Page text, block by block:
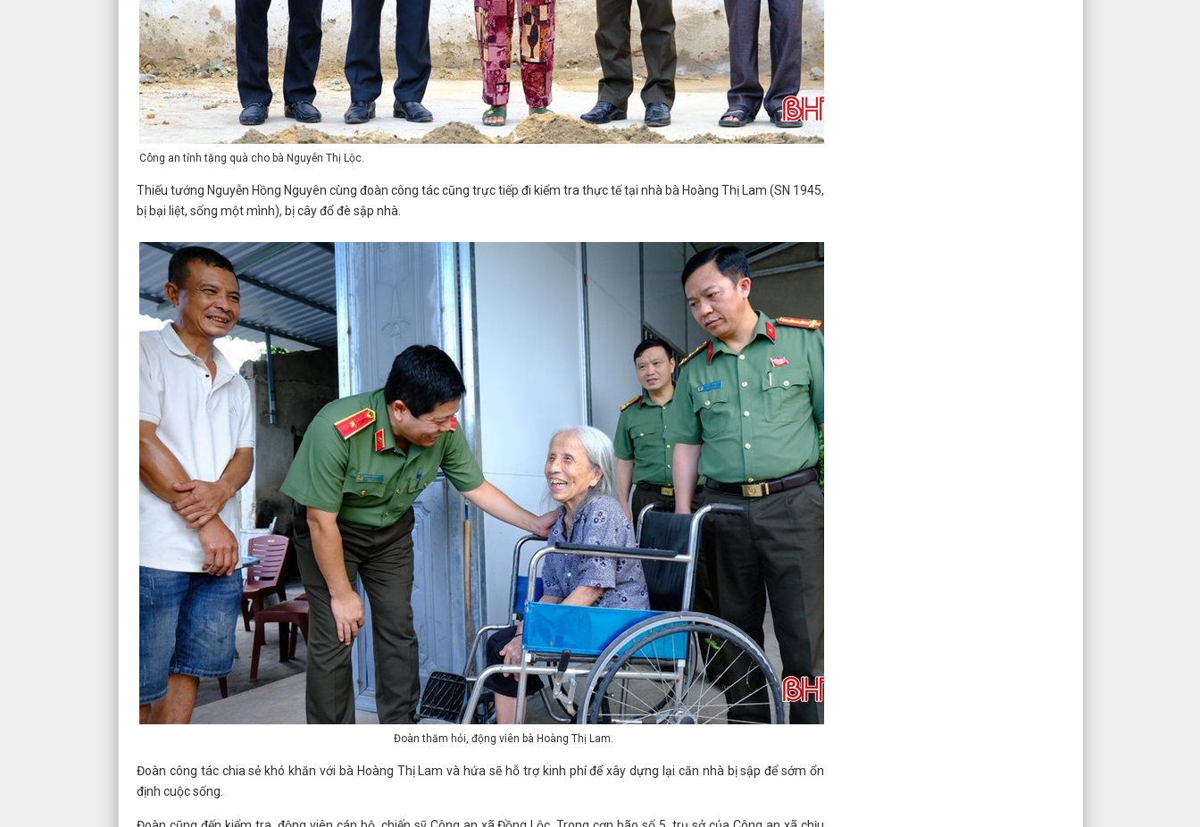
Công an tỉnh tặng quà cho bà Nguyễn Thị Lộc.
Thiếu tướng Nguyễn Hồng Nguyên cùng đoàn công tác cũng trực tiếp đi kiểm tra thực tế tại nhà bà Hoàng Thị Lam (SN 1945,
bị bại liệt, sống một mình), bị cây đổ đè sập nhà.
Đoàn thăm hỏi, động viên bà Hoàng Thị Lam.
Đoàn công tác chia sẻ khó khăn với bà Hoàng Thị Lam và hứa sẽ hỗ trợ kinh phí để xây dựng lại căn nhà bị sập để sớm ổn
định cuộc sống.